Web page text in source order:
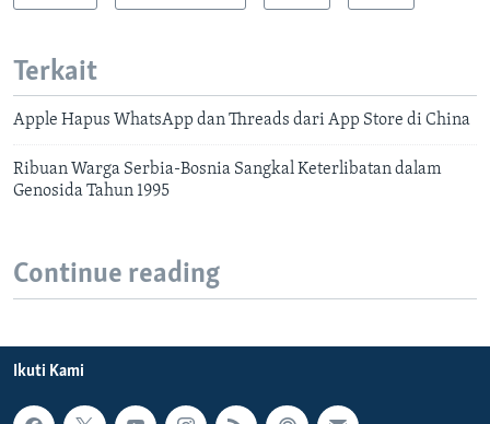
Terkait
Apple Hapus WhatsApp dan Threads dari App Store di China
Ribuan Warga Serbia-Bosnia Sangkal Keterlibatan dalam
Genosida Tahun 1995
Continue reading
Ikuti Kami